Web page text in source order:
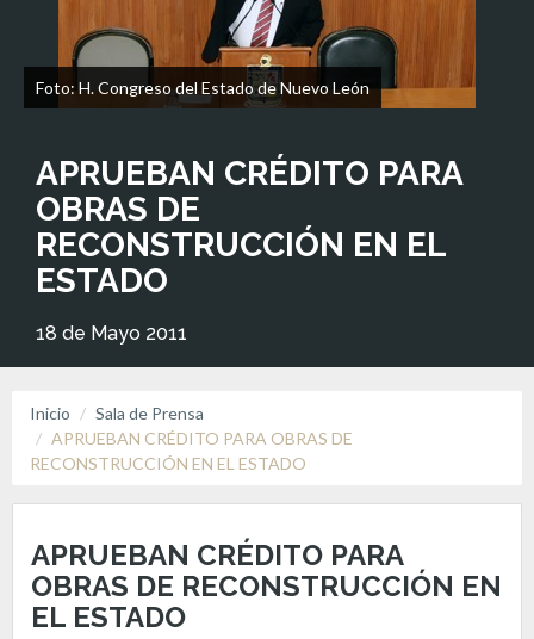
Foto: H. Congreso del Estado de Nuevo León
APRUEBAN CRÉDITO PARA
OBRAS DE
RECONSTRUCCIÓN EN EL
ESTADO
18 de Mayo 2011
Inicio
Sala de Prensa
APRUEBAN CRÉDITO PARA OBRAS DE
RECONSTRUCCIÓN EN EL ESTADO
APRUEBAN CRÉDITO PARA
OBRAS DE RECONSTRUCCIÓN EN
EL ESTADO